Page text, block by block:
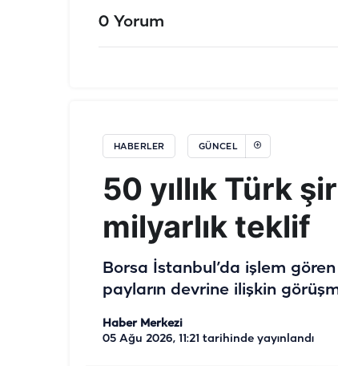
0 Yorum
HABERLER GÜNCEL
50 yıllık Türk
milyarlık teklif
Borsa İstanbul’da işlem
payların devrine ilişkin
Haber Merkezi
05 Ağu 2026, 11:21 tarihinde yayınlandı